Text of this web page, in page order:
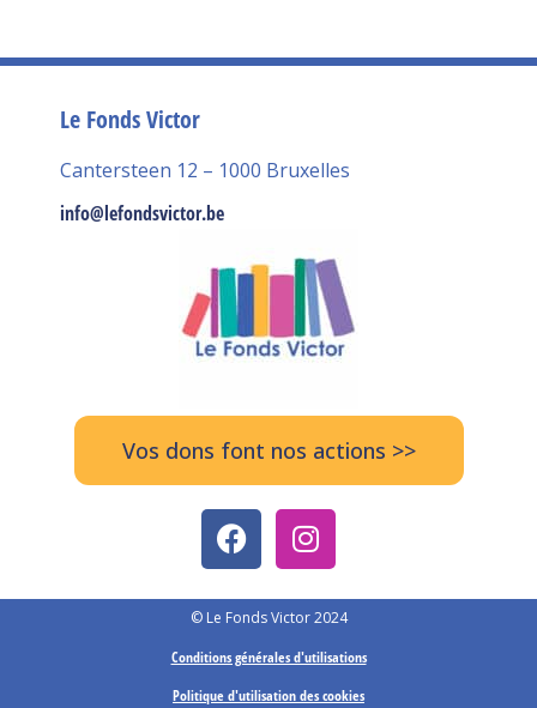
Le Fonds Victor
Cantersteen 12 – 1000 Bruxelles
info@lefondsvictor.be
Vos dons font nos actions >>
© Le Fonds Victor 2024
Conditions générales d'utilisations
Politique d'utilisation des cookies